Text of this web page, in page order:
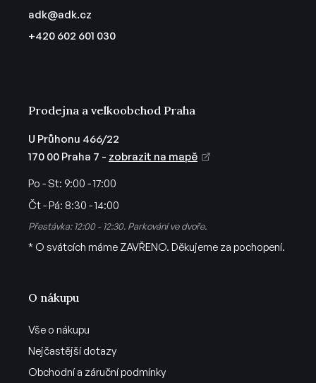
adk@adk.cz
+420 602 601 030
O nákupu
Vše o nákupu
Nejčastější dotazy
Obchodní a záruční podmínky
Prodejna a velkoobchod Praha
U Průhonu 466/22
170 00 Praha 7 - zobrazit na mapě
Po - St: 9:00 - 17:00
Čt - Pá: 8:30 - 14:00
Přestávka: 12:00 - 12:30. Parkování ve dvoře.
* O svátcích máme ZAVŘENO. Děkujeme za pochopení.